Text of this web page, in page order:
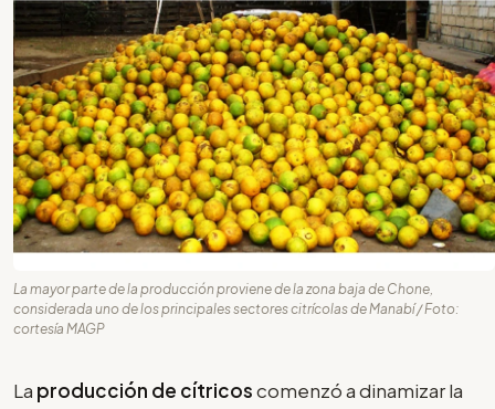
La mayor parte de la producción proviene de la zona baja de Chone,
considerada uno de los principales sectores citrícolas de Manabí / Foto:
cortesía MAGP
La producción de cítricoscomenzó a dinamizar la